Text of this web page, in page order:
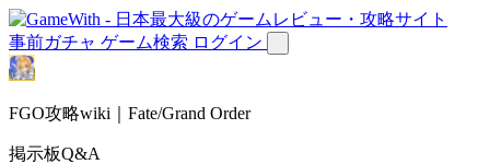
事前ガチャ ゲーム検索 ログイン
FGO攻略wiki｜Fate/Grand Order
掲示板Q&A